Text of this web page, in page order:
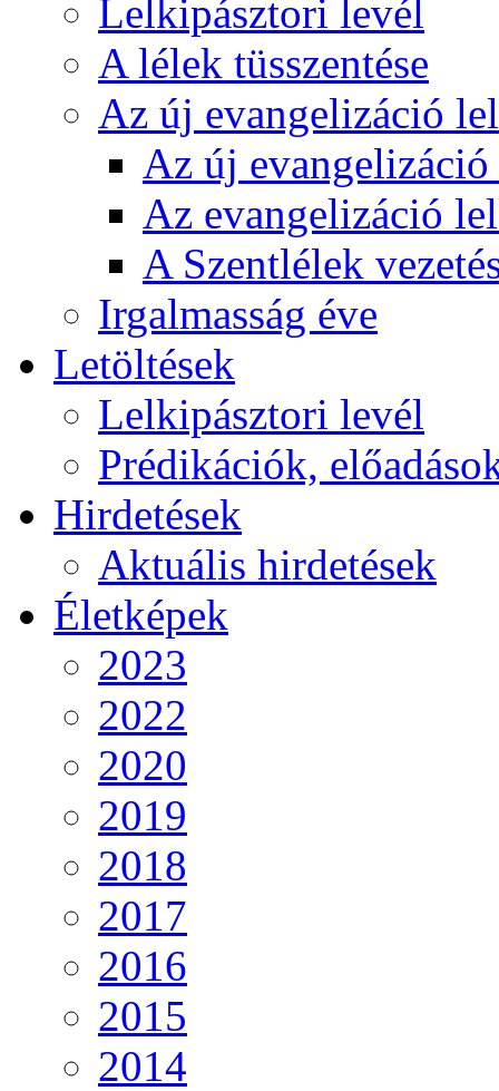
Lelkipásztori levél
A lélek tüsszentése
Az új evangelizáció
Az új
Az evangelizáció
A Szentlélek
Irgalmasság éve
Letöltések
Lelkipásztori levél
Prédikációk,
Hirdetések
Aktuális hirdetések
Életképek
2023
2022
2020
2019
2018
2017
2016
2015
2014